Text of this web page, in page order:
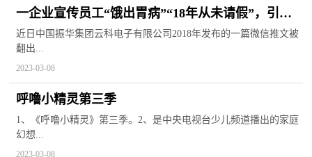
一企业宣传员工“饿出胃病”“18年从未请假”，引网
友质疑 每日快播
近日中国振华集团云科电子有限公司2018年发布的一篇微信推文被
翻出...
2023-03-08
呼噜小精灵第三季
1、《呼噜小精灵》第三季。2、是中央电视台少儿频道播出的家庭
幻想...
2023-03-08